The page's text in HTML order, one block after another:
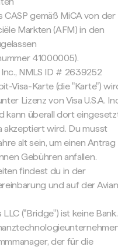
CASP gemäß MiCA von der
Markten (AFM) in den
41000005).
Inc., NMLS ID # 2639252
Visa-Karte (die "Karte")
Lizenz von Visa U.S.A.
kann überall dort
akzeptiert wird. Du musst
alt sein, um einen Antrag
Gebühren anfallen.
findest du in der
und auf der Avian
("Bridge") ist keine Bank.
der für die